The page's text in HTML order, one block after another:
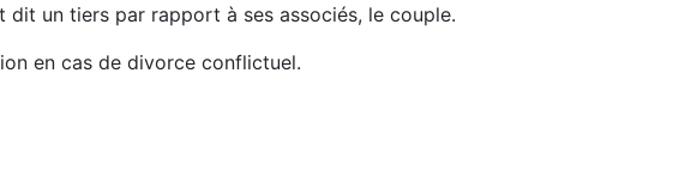
un tiers par rapport à ses associés, le couple.
en cas de divorce conflictuel.